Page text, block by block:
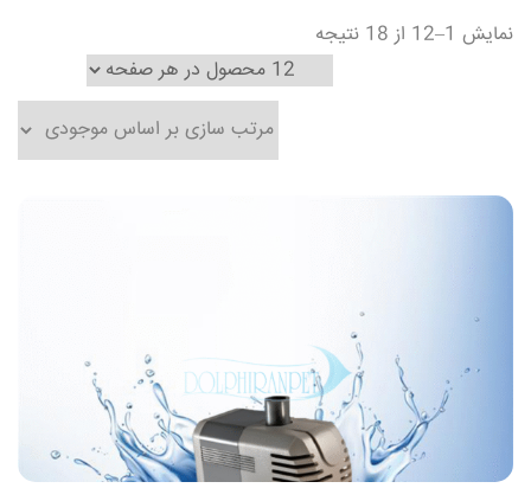
نمایش 1–12 از 18 نتیجه